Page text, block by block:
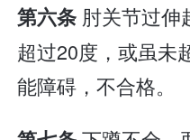
第六条 肘关节过伸
超过20度，或虽未
能障碍，不合格。